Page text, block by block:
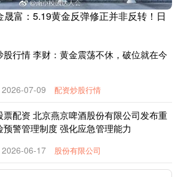
富：5.19黄金反弹修正并非反转！日
股行情 李财：黄金震荡不休，破位就在今
07-09 配资炒股行情
票配资 北京燕京啤酒股份有限公司发布重
预警管理制度 强化应急管理能力
06-17 股份有限公司